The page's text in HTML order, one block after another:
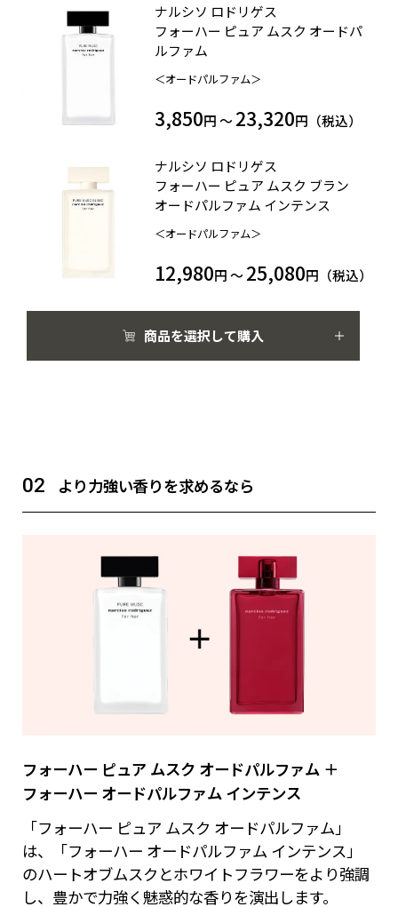
ナルシソ ロドリゲス
フォーハー ピュア ムスク オードパ
ルファム
＜オードパルファム＞
3,850円 ～23,320円（税込）
ナルシソ ロドリゲス
フォーハー ピュア ムスク ブラン
オードパルファム インテンス
＜オードパルファム＞
12,980円 ～25,080円（税込）
商品を選択して購入
02 より力強い香りを求めるなら
フォーハー ピュア ムスク オードパルファム ＋
フォーハー オードパルファム インテンス
「フォーハー ピュア ムスク オードパルファム」
は、「フォーハー オードパルファム インテンス」
のハートオブムスクとホワイトフラワーをより強調
し、豊かで力強く魅惑的な香りを演出します。